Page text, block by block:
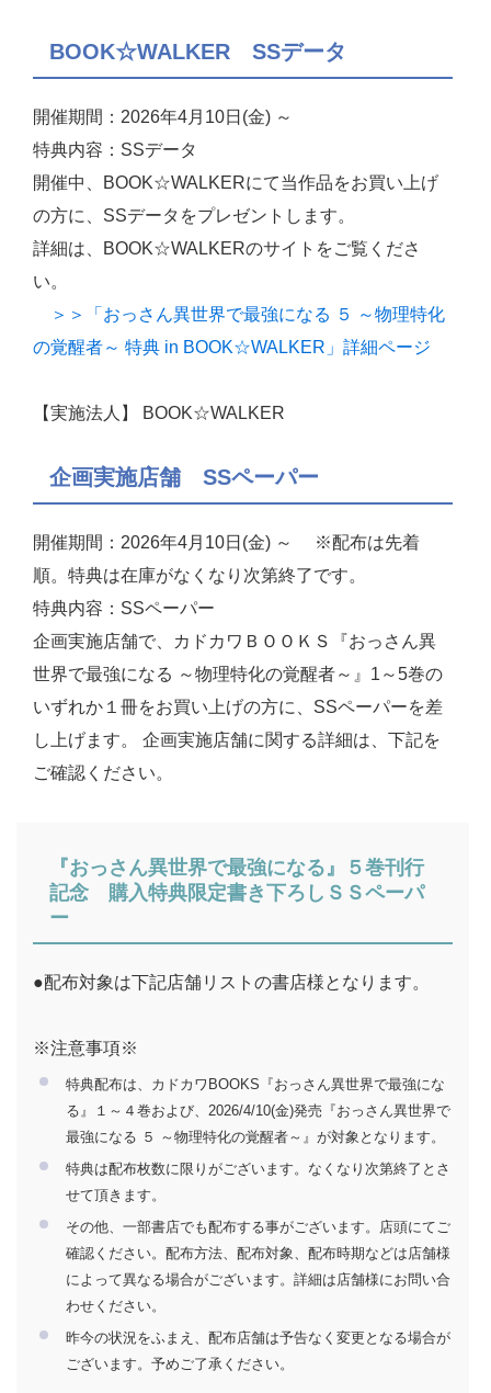
BOOK☆WALKER SSデータ
開催期間：2026年4月10日(金) ～
特典内容：SSデータ
開催中、BOOK☆WALKERにて当作品をお買い上げ
の方に、SSデータをプレゼントします。
詳細は、BOOK☆WALKERのサイトをご覧くださ
い。
＞＞「おっさん異世界で最強になる ５ ～物理特化
の覚醒者～ 特典 in BOOK☆WALKER」詳細ページ
【実施法人】 BOOK☆WALKER
企画実施店舗 SSペーパー
開催期間：2026年4月10日(金) ～ ※配布は先着
順。特典は在庫がなくなり次第終了です。
特典内容：SSペーパー
企画実施店舗で、カドカワＢＯＯＫＳ『おっさん異
世界で最強になる ～物理特化の覚醒者～』1～5巻の
いずれか１冊をお買い上げの方に、SSペーパーを差
し上げます。 企画実施店舗に関する詳細は、下記を
ご確認ください。
『おっさん異世界で最強になる』５巻刊行
記念 購入特典限定書き下ろしＳＳペーパ
ー
●配布対象は下記店舗リストの書店様となります。
※注意事項※
特典配布は、カドカワBOOKS『おっさん異世界で最強にな
る』１～４巻および、2026/4/10(金)発売『おっさん異世界で
最強になる ５ ～物理特化の覚醒者～』が対象となります。
特典は配布枚数に限りがございます。なくなり次第終了とさ
せて頂きます。
その他、⼀部書店でも配布する事がございます。店頭にてご
確認ください。配布⽅法、配布対象、配布時期などは店舗様
によって異なる場合がございます。詳細は店舗様にお問い合
わせください。
昨今の状況をふまえ、配布店舗は予告なく変更となる場合が
ございます。予めご了承ください。